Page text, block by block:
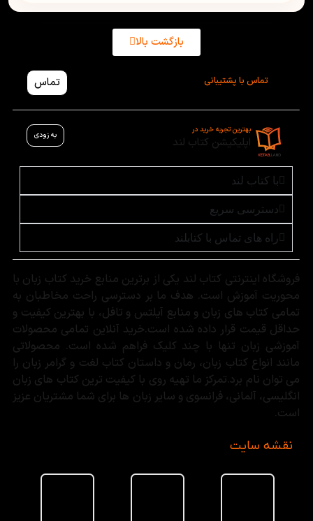
بازگشت بالا
تماس با پشتیبانی تماس
بهترین تجربه خرید در
اپلیکیشن کتاب لند به زودی
با کتاب لند
دسترسی سریع
راه های تماس با کتابلند
فروشگاه اینترنتی کتاب لند یکی از برترین منابع خرید کتاب زبان با
محوریت آموزش است. هدف ما بر دسترسی راحت مخاطبان به
تمامی کتاب های زبان و منابع آیلتس و تافل، با بهترین کیفیت و
حداقل قیمت قرار داده شده است.خرید آنلاین تمامی محصولات
آموزشی زبان تنها با چند کلیک فراهم شده است. محصولاتی
مانند انواع کتاب زبان، رمان و داستان کتاب لغت و گرامر زبان را
می توان نام برد.تمرکز ما تهیه روی با کیفیت ترین کتاب های زبان
انگلیسی، آلمانی، فرانسوی و سایر زبان ها برای شما مشتریان عزیز
است.
نقشه سایت